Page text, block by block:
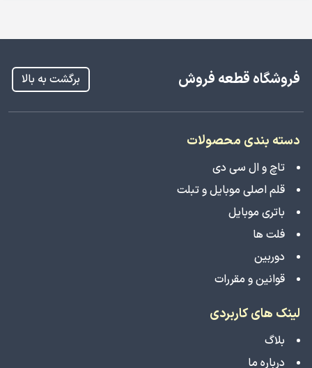
فروشگاه قطعه فروش برگشت به بالا
دسته بندی محصولات
تاچ و ال سی دی
قلم اصلی موبایل و تبلت
باتری موبایل
فلت ها
دوربین
قوانین و مقررات
لینک های کاربردی
بلاگ
درباره ما